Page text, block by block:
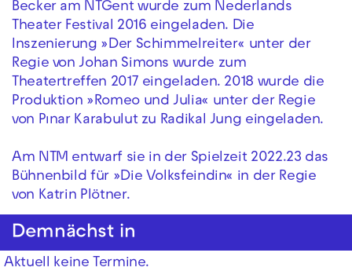
Becker am NTGent wurde zum Nederlands
Theater Festival 2016 eingeladen. Die
Inszenierung »Der Schimmelreiter« unter der
Regie von Johan Simons wurde zum
Theatertreffen 2017 eingeladen. 2018 wurde die
Produktion »Romeo und Julia« unter der Regie
von Pınar Karabulut zu Radikal Jung eingeladen.
Am NTM entwarf sie in der Spielzeit 2022.23 das
Bühnenbild für »Die Volksfeindin« in der Regie
von Katrin Plötner.
Demnächst in
Aktuell keine Termine.